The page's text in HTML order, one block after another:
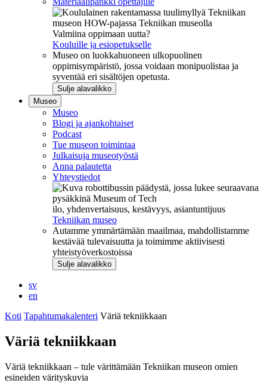
Valmiina oppimaan uutta?
Kouluille ja esiopetukselle
Museo on luokkahuoneen ulkopuolinen
oppimisympäristö, jossa voidaan monipuolistaa ja
syventää eri sisältöjen opetusta.
Sulje alavalikko
Museo
Museo
Blogi ja ajankohtaiset
Podcast
Tue museon toimintaa
Julkaisuja museotyöstä
Anna palautetta
Yhteystiedot
ilo, yhdenvertaisuus, kestävyys, asiantuntijuus
Tekniikan museo
Autamme ymmärtämään maailmaa, mahdollistamme
kestävää tulevaisuutta ja toimimme aktiivisesti
yhteistyöverkostoissa
Sulje alavalikko
sv
en
Koti Tapahtumakalenteri Väriä tekniikkaan
Väriä tekniikkaan
Väriä tekniikkaan – tule värittämään Tekniikan museon omien
esineiden värityskuvia